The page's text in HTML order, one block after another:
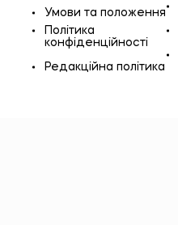
Умови та положення
Політика
конфіденційності
Редакційна політика